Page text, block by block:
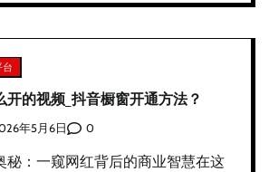
的视频_抖音橱窗开通方法？
年5月6日 0
秘：一窥网红背后的商业智慧在这